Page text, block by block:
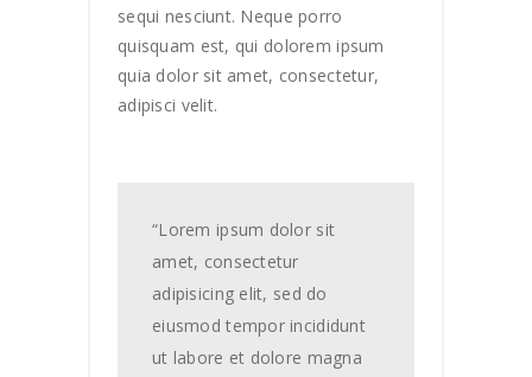
sequi nesciunt. Neque porro
quisquam est, qui dolorem ipsum
quia dolor sit amet, consectetur,
adipisci velit.
“Lorem ipsum dolor sit
amet, consectetur
adipisicing elit, sed do
eiusmod tempor incididunt
ut labore et dolore magna